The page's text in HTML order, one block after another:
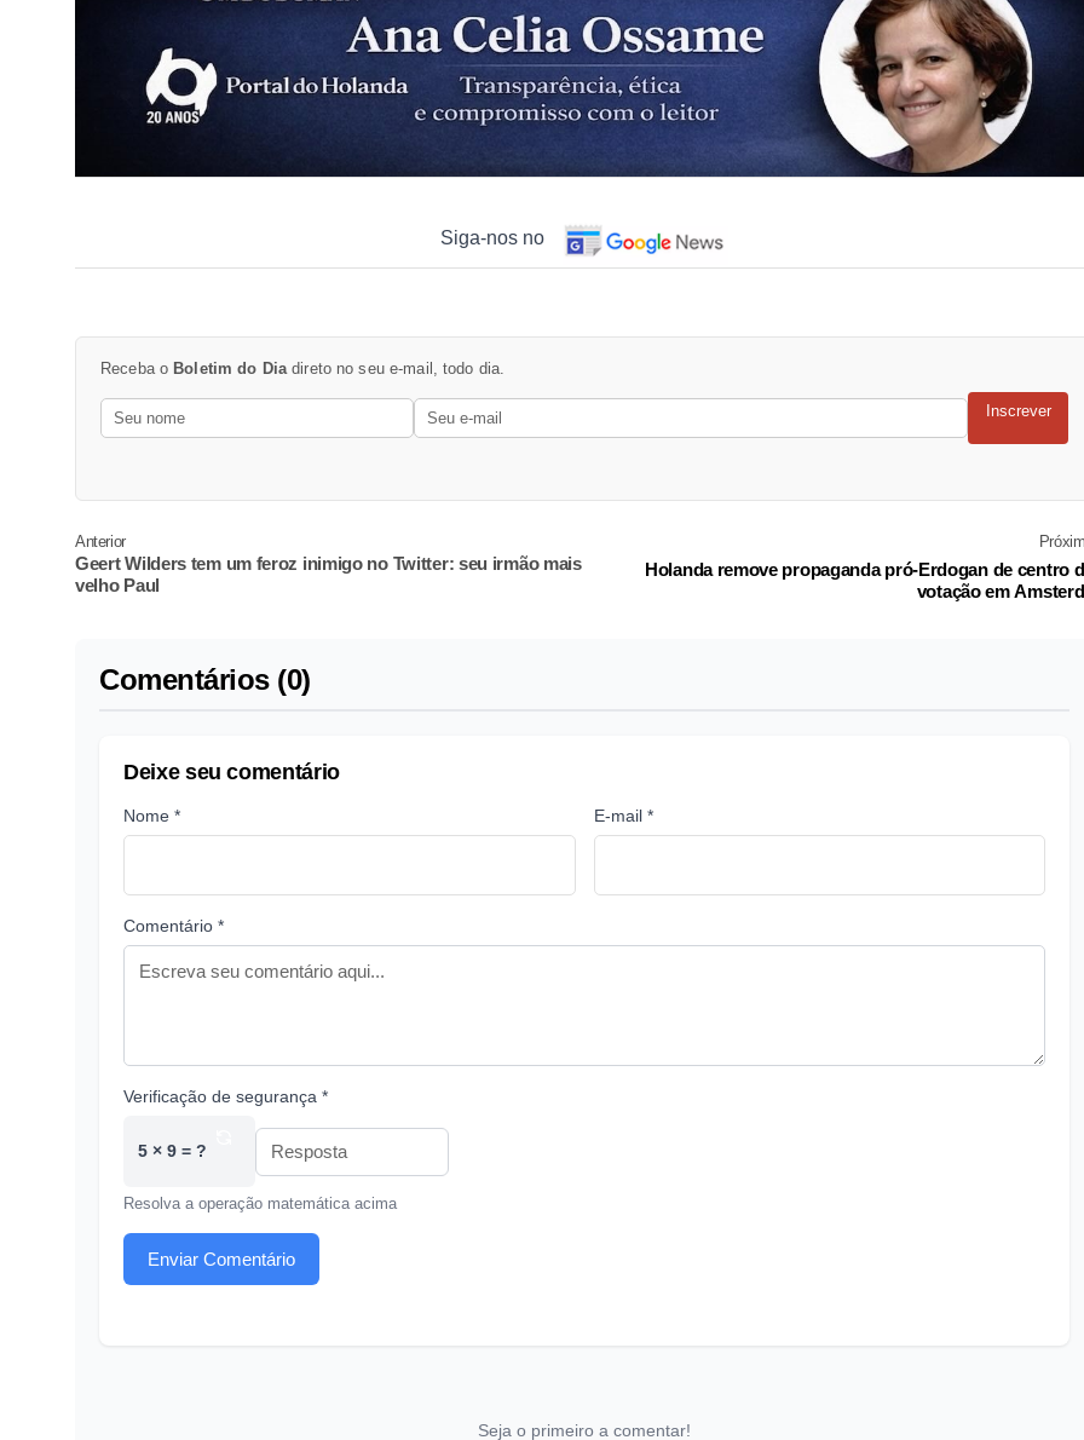
Siga-nos no
Receba o Boletim do Diadireto no seu e-mail, todo dia.
Inscrever
Anterior
Geert Wilders tem um feroz inimigo no Twitter: seu irmão mais
velho Paul
Holanda remove propaganda pró-Erdogan de centro
votação em
Comentários (0)
Deixe seu comentário
Nome * E-mail *
Comentário *
Verificação de segurança *
5 × 9 = ?
Resolva a operação matemática acima
Enviar Comentário
Seja o primeiro a comentar!